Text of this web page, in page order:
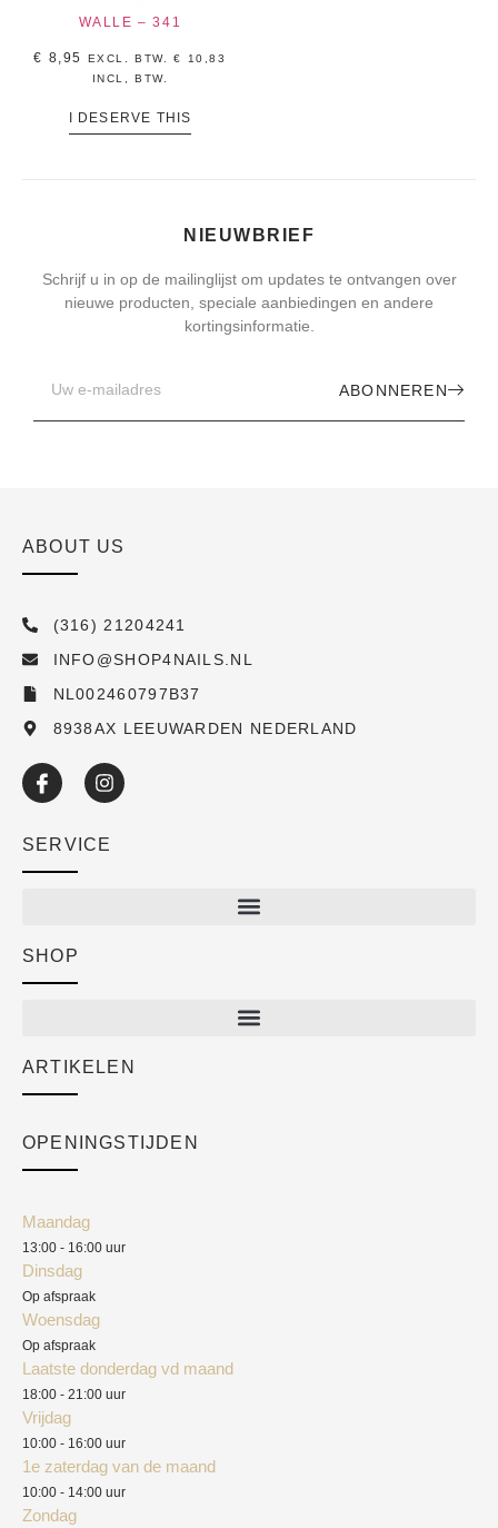
WALLE – 341
€ 8,95 EXCL. BTW.€
10,83
INCL, BTW.
I DESERVE THIS
NIEUWBRIEF
Schrijf u in op de mailinglijst om updates te ontvangen over
nieuwe producten, speciale aanbiedingen en andere
kortingsinformatie.
ABONNEREN
ABOUT US
(316) 21204241
INFO@SHOP4NAILS.NL
NL002460797B37
8938AX LEEUWARDEN NEDERLAND
SERVICE
Academy
SHOP
ARTIKELEN
OPENINGSTIJDEN
Maandag
13:00 - 16:00 uur
Dinsdag
Op afspraak
Woensdag
Op afspraak
Laatste donderdag vd maand
18:00 - 21:00 uur
Vrijdag
10:00 - 16:00 uur
1e zaterdag van de maand
10:00 - 14:00 uur
Zondag